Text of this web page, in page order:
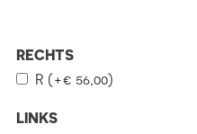
RECHTS
R (+€ 56,00)
LINKS